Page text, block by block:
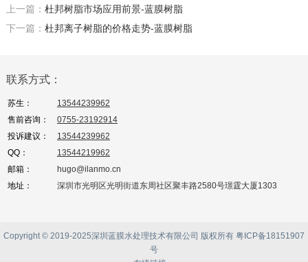
上一篇： 杜邦树脂市场应用前景-蓝膜树脂
下一篇： 杜邦离子树脂的价格走势-蓝膜树脂
联系方式：
苏生：
13544239962
售前咨询：
0755-23192914
投诉建议：
13544239962
QQ：
13544219962
邮箱：
hugo@ilanmo.cn
地址：
深圳市光明区光明街道东周社区聚丰路2580号璟霆大厦1303
Copyright © 2019-2025深圳蓝膜水处理技术有限公司 版权所有 粤ICP备18151907
号